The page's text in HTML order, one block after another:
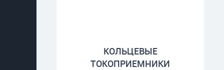
КОЛЬЦЕВЫЕ
ТОКОПРИЕМНИКИ